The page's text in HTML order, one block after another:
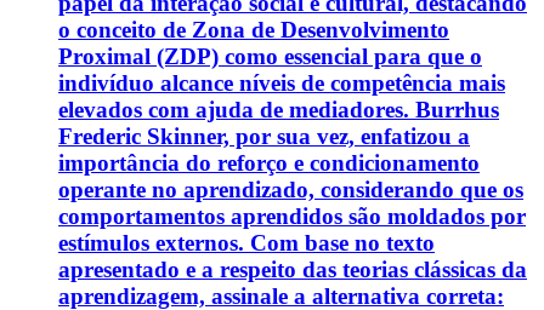
o conceito de Zona de Desenvolvimento
Proximal (ZDP) como essencial para que o
indivíduo alcance níveis de competência mais
elevados com ajuda de mediadores. Burrhus
Frederic Skinner, por sua vez, enfatizou a
importância do reforço e condicionamento
operante no aprendizado, considerando que os
comportamentos aprendidos são moldados por
estímulos externos. Com base no texto
apresentado e a respeito das teorias clássicas da
aprendizagem, assinale a alternativa correta: